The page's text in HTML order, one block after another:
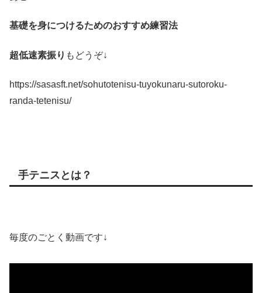
基礎を身につけるためのおすすめ練習法
超低速素振り もどうぞ↓
https://sasasft.net/sohutotenisu-tuyokunaru-sutoroku-
randa-tetenisu/
手テニスとは？
毎度のごとく動画です↓